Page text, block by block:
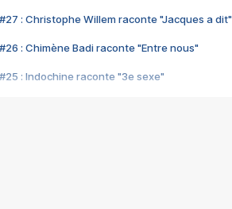
#27 : Christophe Willem raconte "Jacques a dit"
#26 : Chimène Badi raconte "Entre nous"
#25 : Indochine raconte "3e sexe"